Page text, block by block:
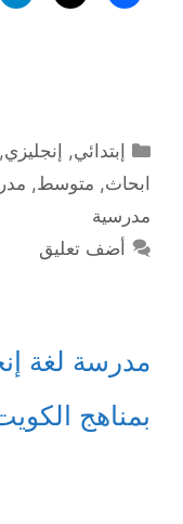
التصنيفات
إبتدائي, إنجليزي,
ابحاث, متوسط,
مدرسية
أضف تعليق
بمناهج